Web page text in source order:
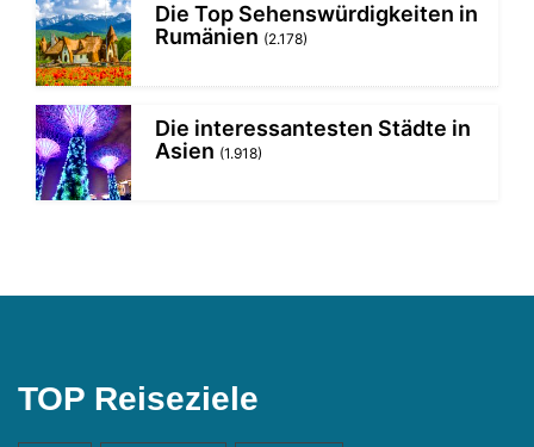
Die Top Sehenswürdigkeiten in
Rumänien (2.178)
Die interessantesten Städte in
Asien (1.918)
TOP Reiseziele